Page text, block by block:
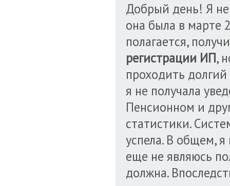
Добрый день! Я
она была в марте
полагается,
регистрации ИП,
проходить
я не получала
Пенсионном и
статистики.
успела. В общем,
еще не являюсь
должна.